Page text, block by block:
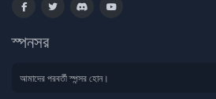
স্পনসর
আমাদের পরবর্তী স্পন্সর হোন।